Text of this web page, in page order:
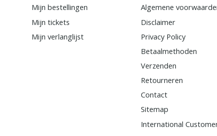
Mijn bestellingen
Mijn tickets
Mijn verlanglijst
Algemene
Disclaimer
Privacy Policy
Betaalmethoden
Verzenden
Retourneren
Contact
Sitemap
International